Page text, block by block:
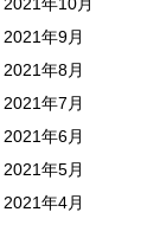
2021年9月
2021年8月
2021年7月
2021年6月
2021年5月
2021年4月